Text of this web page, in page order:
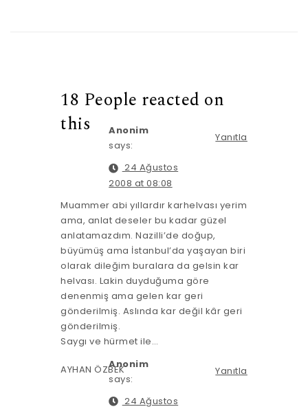
18 People reacted on
this
Yanıtla
Anonim
says:
24 Ağustos
2008 at 08:08
Muammer abi yıllardır karhelvası yerim
ama, anlat deseler bu kadar güzel
anlatamazdım. Nazilli’de doğup,
büyümüş ama İstanbul’da yaşayan biri
olarak dileğim buralara da gelsin kar
helvası. Lakin duyduğuma göre
denenmiş ama gelen kar geri
gönderilmiş. Aslında kar değil kâr geri
gönderilmiş.
Saygı ve hürmet ile…
AYHAN ÖZBEK Yanıtla
Anonim
says:
24 Ağustos